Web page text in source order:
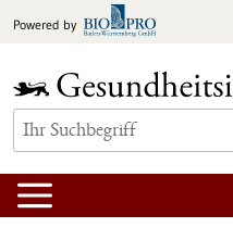
Inhalt
Powered by